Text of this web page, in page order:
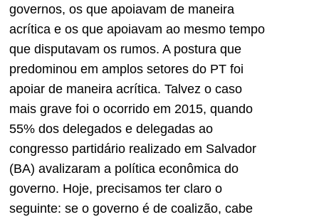
governos, os que apoiavam de maneira
acrítica e os que apoiavam ao mesmo tempo
que disputavam os rumos. A postura que
predominou em amplos setores do PT foi
apoiar de maneira acrítica. Talvez o caso
mais grave foi o ocorrido em 2015, quando
55% dos delegados e delegadas ao
congresso partidário realizado em Salvador
(BA) avalizaram a política econômica do
governo. Hoje, precisamos ter claro o
seguinte: se o governo é de coalizão, cabe